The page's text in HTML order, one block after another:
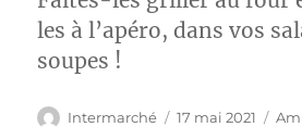
les à l’apéro, dans vos
soupes !
Auteur
Intermarché
Publié
17 mai 2021